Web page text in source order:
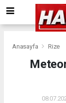
Anasayfa Rize